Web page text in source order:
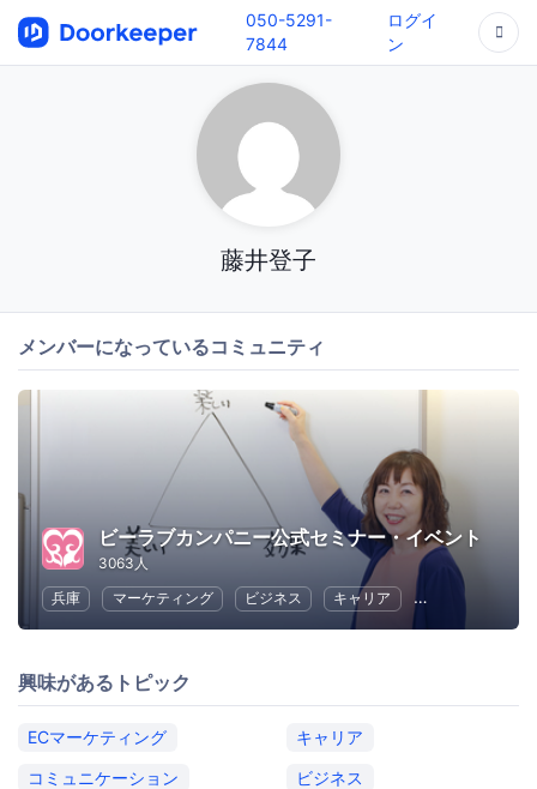
050-5291-
7844
ログイ
ン
藤井登子
メンバーになっているコミュニティ
ビーラブカンパニー公式セミナー・イベント
3063人
兵庫
マーケティング ビジネス キャリア コミュニケーシ
興味があるトピック
ECマーケティング
キャリア
コミュニケーション
ビジネス